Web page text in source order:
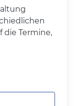
die Termine,